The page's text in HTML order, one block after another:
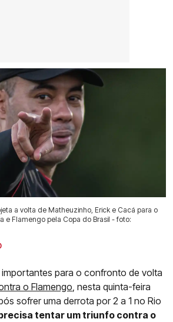
a volta de Matheuzinho, Erick e Cacá para o
e Flamengo pela Copa do Brasil - foto:
para o confronto de volta
o Flamengo, nesta quinta-feira
sofrer uma derrota por 2 a 1 no Rio
tentar um triunfo contra o